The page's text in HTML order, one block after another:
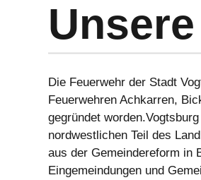
Die Feuerwehr der Stadt
Feuerwehren Achkarren,
gegründet
nordwestlichen Teil des
aus der Gemeindereform in
Eingemeindungen und